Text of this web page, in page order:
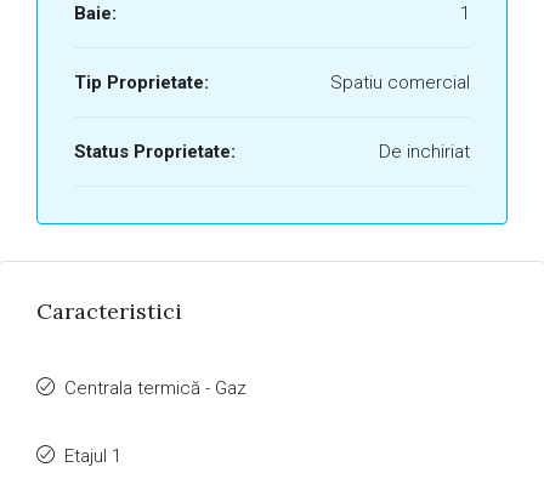
Baie: 1
Tip Proprietate: Spatiu comercial
Status Proprietate: De inchiriat
Caracteristici
Centrala termică - Gaz
Etajul 1